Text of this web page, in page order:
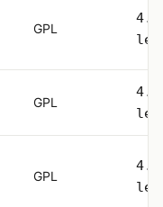
GPL
GPL
GPL